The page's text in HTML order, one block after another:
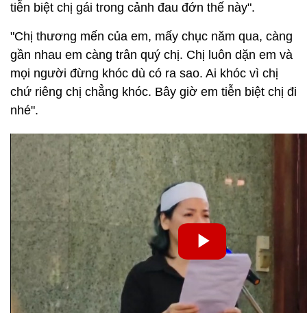
tiễn biệt chị gái trong cảnh đau đớn thế này".
"Chị thương mến của em, mấy chục năm qua, càng
gần nhau em càng trân quý chị. Chị luôn dặn em và
mọi người đừng khóc dù có ra sao. Ai khóc vì chị
chứ riêng chị chẳng khóc. Bây giờ em tiễn biệt chị đi
nhé".